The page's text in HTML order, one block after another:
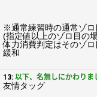
※通常練習時の通常ゾロ
(指定値以上のゾロ目の
体力消費判定はそのゾ
緩和
13: 以下、名無しにかわり
友情タッグ